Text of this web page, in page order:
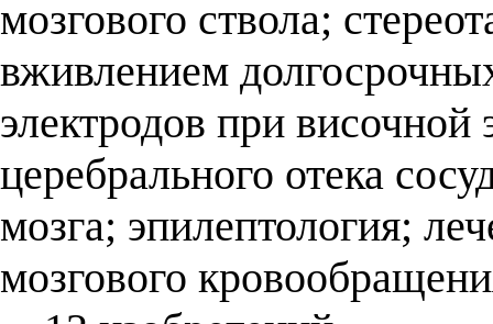
мозгового ствола;
вживлением
электродов при
церебрального отека
мозга; эпилептология;
мозгового